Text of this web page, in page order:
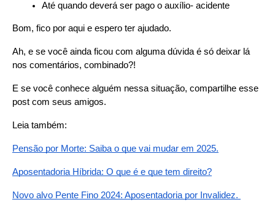
Até quando deverá ser pago o auxílio- acidente
Bom, fico por aqui e espero ter ajudado.
Ah, e se você ainda ficou com alguma dúvida é só deixar lá
nos comentários, combinado?!
E se você conhece alguém nessa situação, compartilhe esse
post com seus amigos.
Leia também:
Pensão por Morte: Saiba o que vai mudar em 2025.
Aposentadoria Híbrida: O que é e que tem direito?
Novo alvo Pente Fino 2024: Aposentadoria por Invalidez.